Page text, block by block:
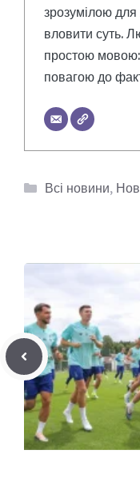
зрозумілою
вловити суть.
простою мовою:
повагою до
Категорії
Всі новини,